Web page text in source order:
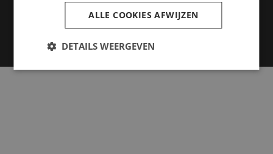
ALLE COOKIES AFWIJZEN
DETAILS WEERGEVEN